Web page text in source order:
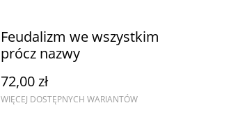
Feudalizm we wszystkim
prócz nazwy
72,00 zł
WIĘCEJ DOSTĘPNYCH WARIANTÓW